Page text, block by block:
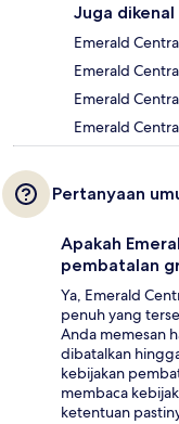
Juga dikenal
Emerald
Emerald
Emerald
Emerald
Pertanyaan
Apakah
pembatalan
Ya, Emerald
penuh yang
Anda memesan
dibatalkan
kebijakan
membaca
ketentuan